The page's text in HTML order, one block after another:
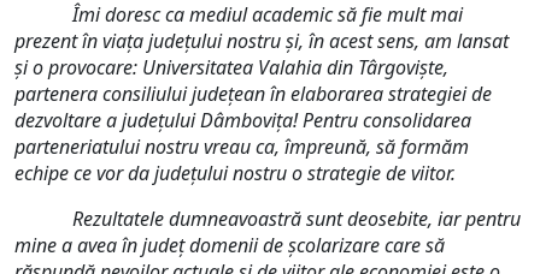
Îmi doresc ca mediul academic să fie mult mai
prezent în viața județului nostru și, în acest sens, am lansat
și o provocare: Universitatea Valahia din Târgoviște,
partenera consiliului județean în elaborarea strategiei de
dezvoltare a județului Dâmbovița! Pentru consolidarea
parteneriatului nostru vreau ca, împreună, să formăm
echipe ce vor da județului nostru o strategie de viitor.
Rezultatele dumneavoastră sunt deosebite, iar pentru
mine a avea în județ domenii de școlarizare care să